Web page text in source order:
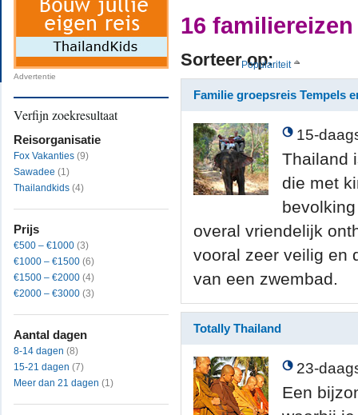
Advertentie
Verfijn zoekresultaat
Reisorganisatie
Fox Vakanties (9)
Sawadee (1)
Thailandkids (4)
Prijs
€500 – €1000 (3)
€1000 – €1500 (6)
€1500 – €2000 (4)
€2000 – €3000 (3)
Aantal dagen
8-14 dagen (8)
15-21 dagen (7)
Meer dan 21 dagen (1)
16
Sorteer op:
Populariteit
Familie groepsreis Tempels
15-
Thailand
die met
overal vriendelijk
vooral zeer veilig en
van een zwembad.
Totally Thailand
23-
Een